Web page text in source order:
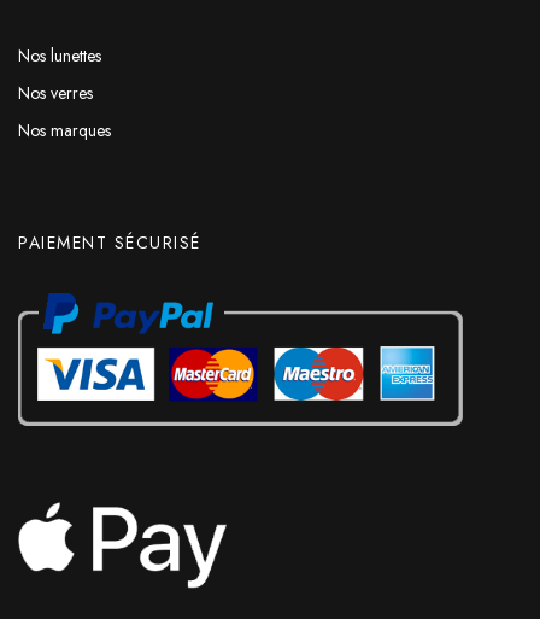
Nos lunettes
Nos verres
Nos marques
PAIEMENT SÉCURISÉ